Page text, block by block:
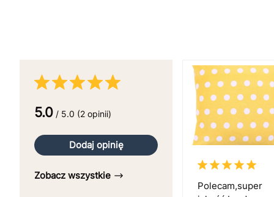
5.0 / 5.0 (2 opinii)
Dodaj opinię
Zobacz wszystkie
Polecam,super